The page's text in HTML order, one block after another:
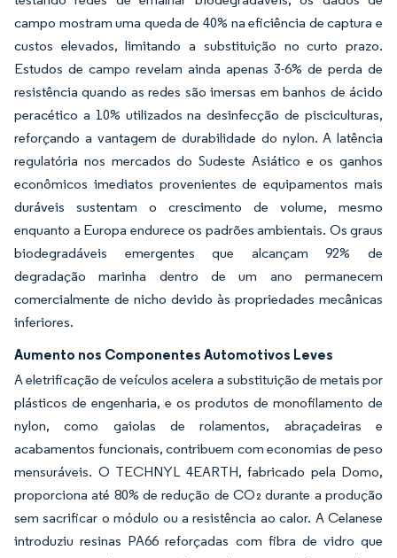
campo mostram uma queda de 40% na eficiência de captura e
custos elevados, limitando a substituição no curto prazo.
Estudos de campo revelam ainda apenas 3-6% de perda de
resistência quando as redes são imersas em banhos de ácido
peracético a 10% utilizados na desinfecção de pisciculturas,
reforçando a vantagem de durabilidade do nylon. A latência
regulatória nos mercados do Sudeste Asiático e os ganhos
econômicos imediatos provenientes de equipamentos mais
duráveis sustentam o crescimento de volume, mesmo
enquanto a Europa endurece os padrões ambientais. Os graus
biodegradáveis emergentes que alcançam 92% de
degradação marinha dentro de um ano permanecem
comercialmente de nicho devido às propriedades mecânicas
inferiores.
Aumento nos Componentes Automotivos Leves
A eletrificação de veículos acelera a substituição de metais por
plásticos de engenharia, e os produtos de monofilamento de
nylon, como gaiolas de rolamentos, abraçadeiras e
acabamentos funcionais, contribuem com economias de peso
mensuráveis. O TECHNYL 4EARTH, fabricado pela Domo,
proporciona até 80% de redução de CO₂ durante a produção
sem sacrificar o módulo ou a resistência ao calor. A Celanese
introduziu resinas PA66 reforçadas com fibra de vidro que